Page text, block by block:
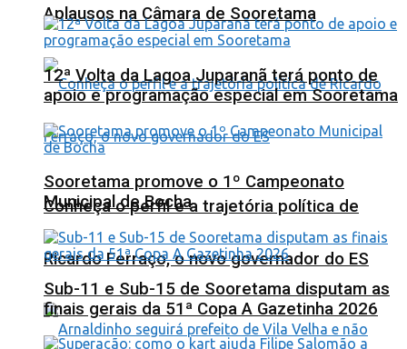
Aplausos na Câmara de Sooretama
Conheça o perfil e a trajetória política de
Ricardo Ferraço, o novo governador do ES
12ª Volta da Lagoa Juparanã terá ponto de
apoio e programação especial em Sooretama
Sooretama promove o 1º Campeonato
Municipal de Bocha
Sub-11 e Sub-15 de Sooretama disputam as
finais gerais da 51ª Copa A Gazetinha 2026